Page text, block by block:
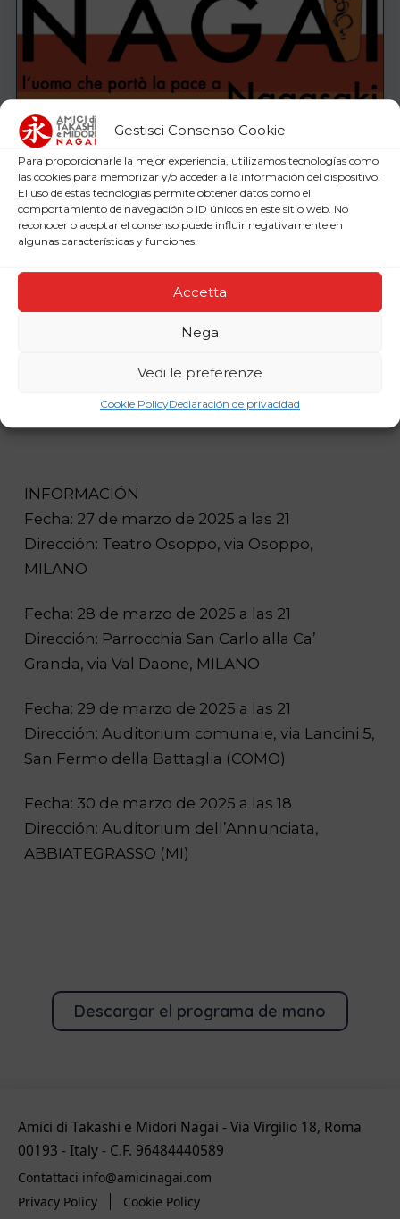
Gestisci Consenso Cookie
Para proporcionarle la mejor experiencia, utilizamos tecnologías como
las cookies para memorizar y/o acceder a la información del dispositivo.
El uso de estas tecnologías permite obtener datos como el
comportamiento de navegación o ID únicos en este sitio web. No
reconocer o aceptar el consenso puede influir negativamente en
algunas características y funciones.
Accetta
Nega
Vedi le preferenze
Cookie PolicyDeclaración de privacidad
INFORMACIÓN
Fecha: 27 de marzo de 2025 a las 21
Dirección: Teatro Osoppo, via Osoppo,
MILANO
Fecha: 28 de marzo de 2025 a las 21
Dirección: Parrocchia San Carlo alla Ca’
Granda, via Val Daone, MILANO
Fecha: 29 de marzo de 2025 a las 21
Dirección: Auditorium comunale, via Lancini 5,
San Fermo della Battaglia (COMO)
Fecha: 30 de marzo de 2025 a las 18
Dirección: Auditorium dell’Annunciata,
ABBIATEGRASSO (MI)
Descargar el programa de mano
Amici di Takashi e Midori Nagai - Via Virgilio 18, Roma
00193 - Italy - C.F. 96484440589
Contattaci info@amicinagai.com
Privacy Policy
Cookie Policy